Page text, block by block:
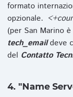
formato
opzionale.
(per San Marino
tech_emaildeve
del Contatto
4. "Name